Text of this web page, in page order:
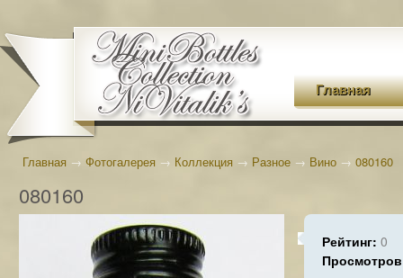
Главная
Главная → Фотогалерея → Коллекция → Разное → Вино → 080160
080160
Рейтинг: 0